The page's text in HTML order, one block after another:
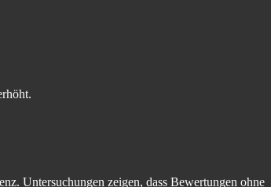
Untersuchungen zeigen, dass Bewertungen ohne